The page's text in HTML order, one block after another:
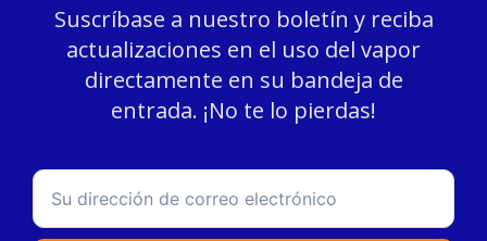
Suscríbase a nuestro boletín y reciba
actualizaciones en el uso del vapor
directamente en su bandeja de
entrada. ¡No te lo pierdas!